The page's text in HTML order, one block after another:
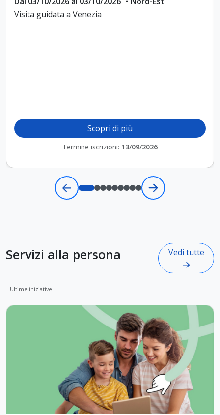
Visita guidata a Venezia
Scopri di più
Termine iscrizioni: 13/09/2026
Servizi alla persona
Ultime iniziative
Vedi tutte